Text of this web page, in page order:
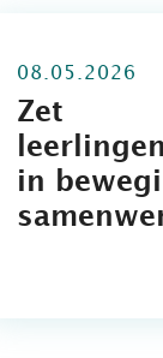
08.05.2026
Zet
in